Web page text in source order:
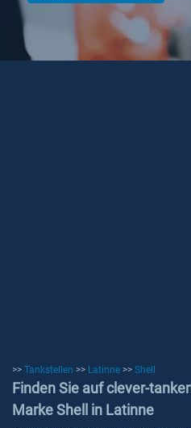
>> Tankstellen >> Latinne >> Shell
Finden Sie auf clever-
Marke Shell in Latinne